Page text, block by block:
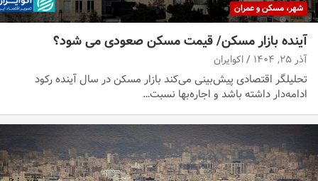
شهر، مسکن و عمران
آینده بازار مسکن/ قیمت مسکن صعودی می شود؟
آذر ۲۵, ۱۴۰۴ اکوایران
تحلیلگر اقتصادی پیش‌بینی می‌کند بازار مسکن در سال آینده رکود
ادامه‌دار داشته باشد و اجاره‌بها نسبت…